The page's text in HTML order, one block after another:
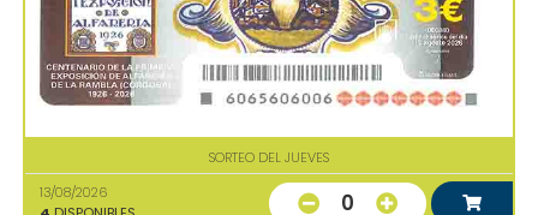
SORTEO DEL JUEVES
13/08/2026
0